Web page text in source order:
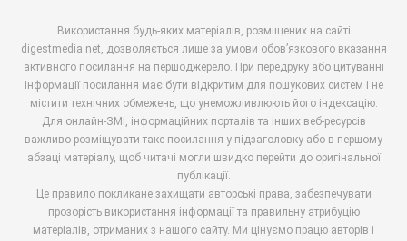
Використання будь-яких матеріалів, розміщених на сайті
digestmedia.net, дозволяється лише за умови обов’язкового вказання
активного посилання на першоджерело. При передруку або цитуванні
інформації посилання має бути відкритим для пошукових систем і не
містити технічних обмежень, що унеможливлюють його індексацію.
Для онлайн-ЗМІ, інформаційних порталів та інших веб-ресурсів
важливо розміщувати таке посилання у підзаголовку або в першому
абзаці матеріалу, щоб читачі могли швидко перейти до оригінальної
публікації.
Це правило покликане захищати авторські права, забезпечувати
прозорість використання інформації та правильну атрибуцію
матеріалів, отриманих з нашого сайту. Ми цінуємо працю авторів і